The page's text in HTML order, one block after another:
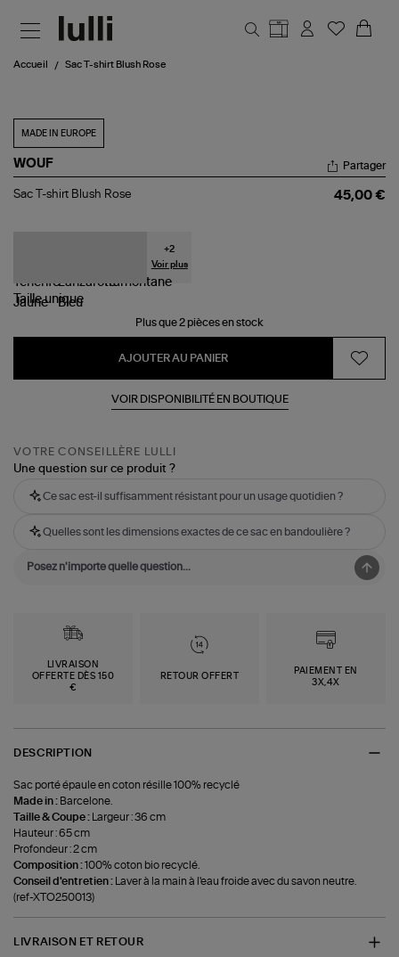
Accueil Sac T-shirt Blush Rose
MADE IN EUROPE
WOUF
Sac
Partager
Sac T-shirt Blush Rose 45,00 €
+2
Voir plus
Tailleunique
Plus que 2 pièces en stock
AJOUTER AU PANIER
VOIR DISPONIBILITÉ EN BOUTIQUE
VOTRE CONSEILLÈRE LULLI
Une question sur ce produit ?
Ce sac est-il suffisamment résistant pour un usage quotidien ?
Quelles sont les dimensions exactes de ce sac en bandoulière ?
LIVRAISON
OFFERTE DÈS 150
€
RETOUR OFFERT
PAIEMENT EN
3X,4X
DESCRIPTION
Sac porté épaule en coton résille 100% recyclé
Made in : Barcelone.
Taille & Coupe : Largeur : 36 cm
Hauteur : 65 cm
Profondeur : 2 cm
Composition :100% coton bio recyclé.
Conseil d'entretien : Laver à la main à l'eau froide avec du savon neutre.
(ref-XTO250013)
LIVRAISON ET RETOUR